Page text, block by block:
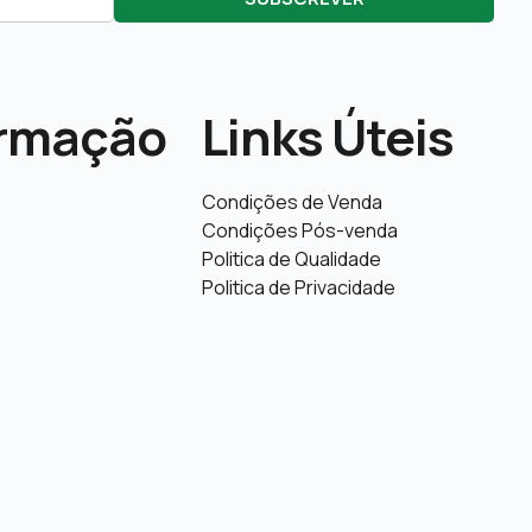
Links Úteis
Condições de Venda
Condições Pós-venda
Politica de Qualidade
Politica de Privacidade